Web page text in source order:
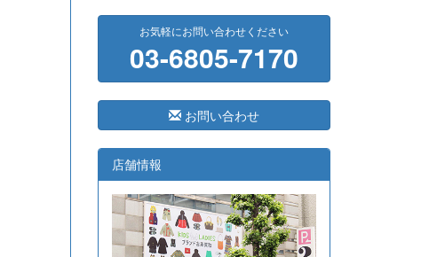
2026-08-03 横浜市磯子区 11 7,000
2026-07-28 横浜市港南区 14 13,720
2026-07-24 横浜市西区 8 17,500
2026-07-23 大阪府藤井寺市 41 291,400
2026-07-23 岐阜県大垣市 33 33,300
2026-07-21 東京都品川区 10 10,800
お気軽にお問い合わせください
03-6805-7170
お問い合わせ
店舗情報